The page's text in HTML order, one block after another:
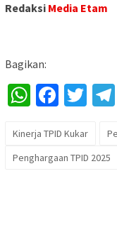
Redaksi Media Etam
Bagikan:
Kinerja TPID Kukar
Penghargaan TPID 2025